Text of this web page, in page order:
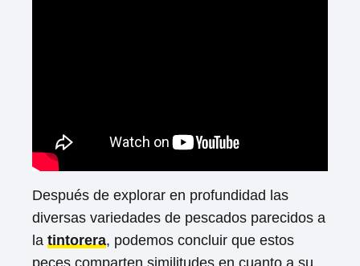
Después de explorar en profundidad las
diversas variedades de pescados parecidos a
la tintorera, podemos concluir que estos
peces comparten similitudes en cuanto a su